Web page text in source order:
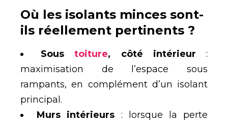
Où les isolants minces sont-
ils réellement pertinents ?
Soustoiture, côté intérieur :
maximisation de l’espace sous
rampants, en complément d’un isolant
principal.
Murs intérieurs : lorsque la perte